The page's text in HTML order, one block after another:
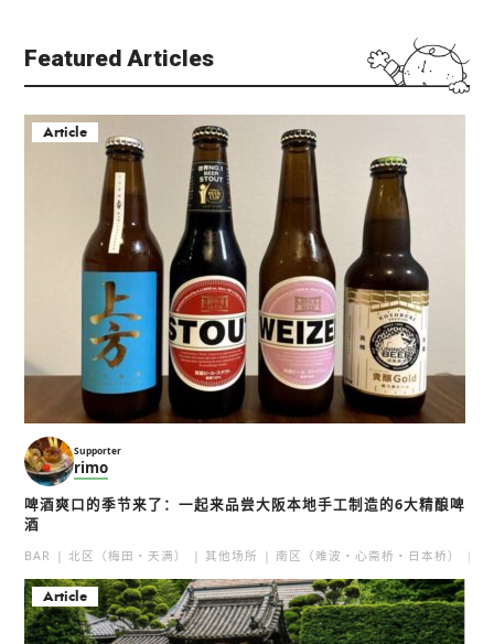
种Yoshi
居酒屋
阿倍野的人行过街天桥
天王寺
天王寺・阿倍野・新世界 建筑物
天王寺站前 阪和商店街
天王寺
天王寺・阿倍野・新世界
匠匠横丁
新世界
天王寺・阿倍野・新世界
Featured Articles
Article
Supporter
rimo
啤酒爽口的季节来了：一起来品尝大阪本地手工制造的6大精酿啤
酒
BAR 北区（梅田・天满） 其他场所 南区（难波・心斋桥・日本桥）
Article